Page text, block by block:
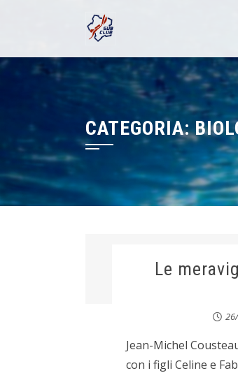
CATEGORIA:
Le
Jean-Michel
con i figli Celine e